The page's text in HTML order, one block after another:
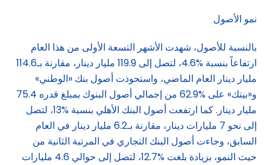
نمو الأصول
بالنسبة للأصول، شهدت الأشهر التسعة الأولى من هذا العام
ارتفاعاً بنسبة %4.6، لتصل إلى 119.9 مليار دينار، مقارنة بـ114.6
مليار دينار العام الماضي، واستحوذت أصول بنك «الوطني»
و«بيتك» على %62.9 من إجمالي أصول البنوك بمبلغ قدره 75.4
مليار دينار. كما ارتفعت أصول البنك الأهلي بنسبة %13، لتصل
إلى نحو 7 مليارات دينار، مقارنة بـ6.2 مليار دينار في العام
السابق، وجاءت أصول البنك التجاري في المرتبة الثانية من
حيث النمو، بزيادة بلغت %12.7، لتصل إلى حوالي 4.6 مليارات